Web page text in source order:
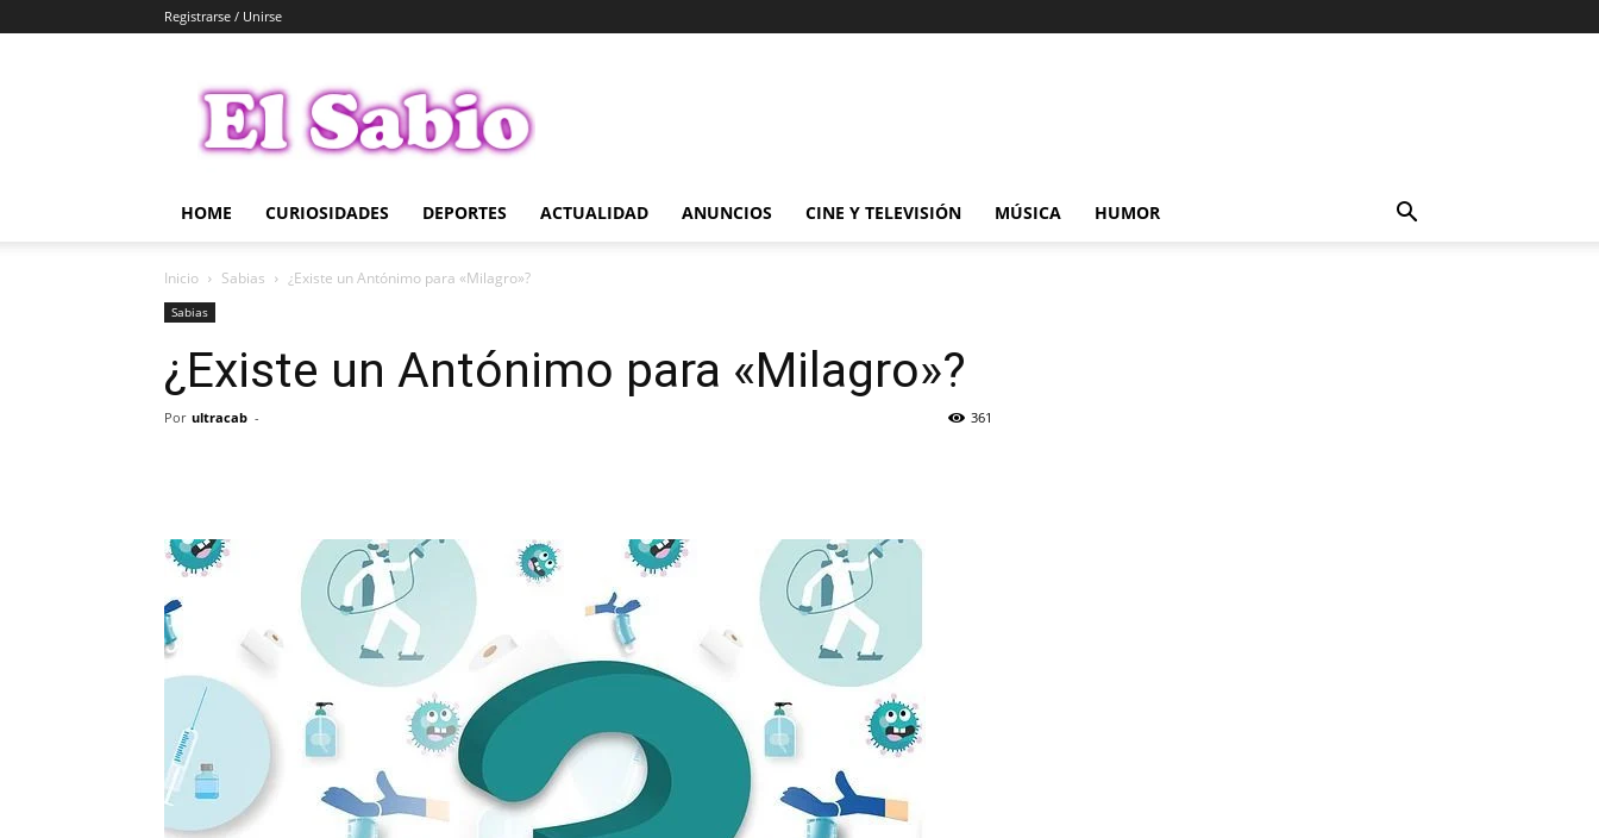
Registrarse / Unirse
Sabio
HOME CURIOSIDADES DEPORTES ACTUALIDAD ANUNCIOS CINE Y TELEVISIÓN MÚSICA HUMOR
Inicio Sabias ¿Existe un Antónimo para «Milagro»?
Sabias
¿Existe un Antónimo para «Milagro»?
Por ultracab - 361